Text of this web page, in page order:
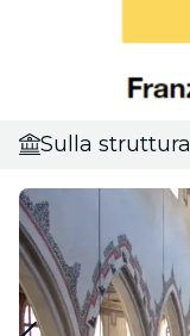
Sulla struttura